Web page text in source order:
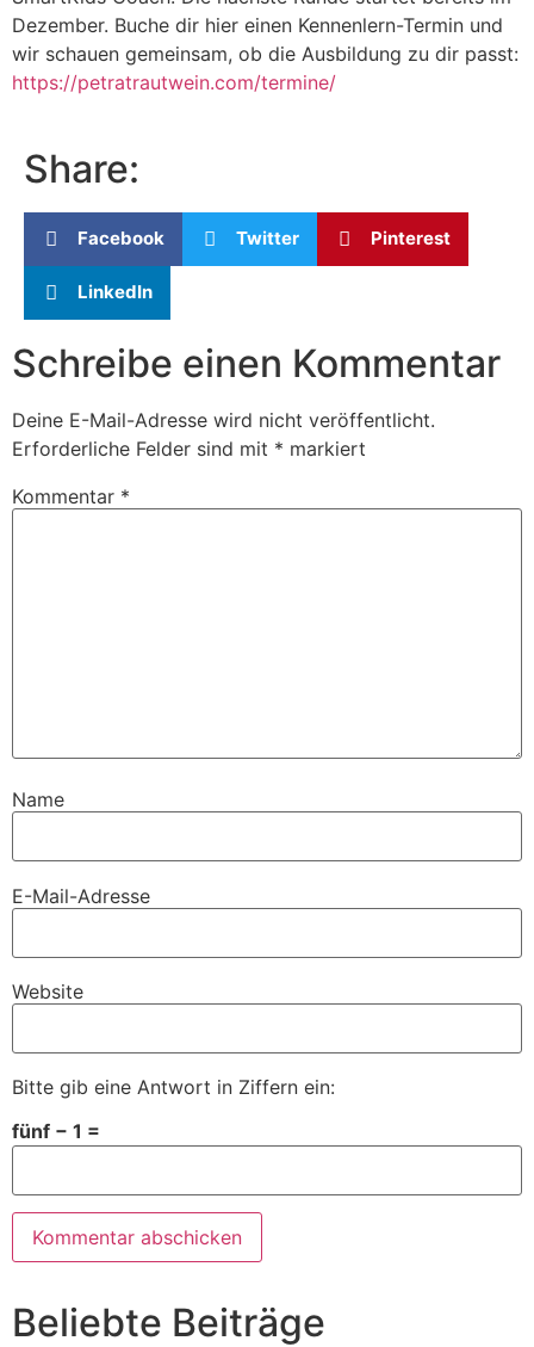
Dezember. Buche dir hier einen Kennenlern-Termin und
wir schauen gemeinsam, ob die Ausbildung zu dir passt:
https://petratrautwein.com/termine/
Share:
Facebook Twitter Pinterest
LinkedIn
Schreibe einen Kommentar
Deine E-Mail-Adresse wird nicht veröffentlicht.
Erforderliche Felder sind mit * markiert
Kommentar *
Name
E-Mail-Adresse
Website
Bitte gib eine Antwort in Ziffern ein:
fünf − 1 =
Beliebte Beiträge